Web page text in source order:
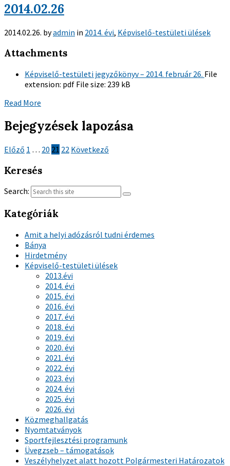
2014.02.26
2014.02.26. byadmin in 2014. évi, Képviselő-testületi ülések
Attachments
Képviselő-testületi jegyzőkönyv – 2014. február 26. File
extension: pdf File size: 239 kB
Read More
Bejegyzések lapozása
Előző 1 … 20 21 22 Következő
Keresés
Search:
Kategóriák
Amit a helyi adózásról tudni érdemes
Bánya
Hirdetmény
Képviselő-testületi ülések
2013.évi
2014. évi
2015. évi
2016. évi
2017. évi
2018. évi
2019. évi
2020. évi
2021. évi
2022. évi
2023. évi
2024. évi
2025. évi
2026. évi
Közmeghallgatás
Nyomtatványok
Sportfejlesztési programunk
Üvegzseb – támogatások
Veszélyhelyzet alatt hozott Polgármesteri Határozatok